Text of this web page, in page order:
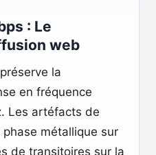
: Le
web
la
en fréquence
Les artéfacts de
métallique sur
de transitoires sur la